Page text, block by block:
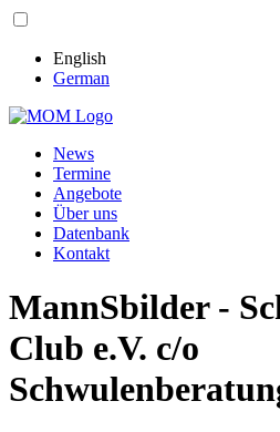
English
German
News
Termine
Angebote
Über uns
Datenbank
Kontakt
MannSbilder -
Club e.V. c/o